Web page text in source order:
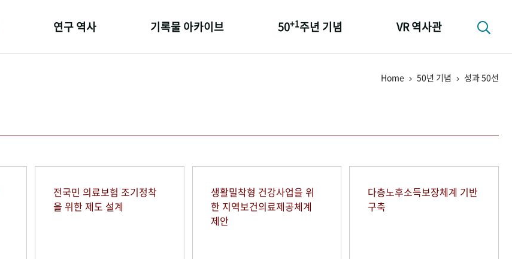
연구 역사 기록물 아카이브 50+1주년 기념 VR 역사관
Home 50년 기념 성과 50선
전국민 의료보험 조기정착
을 위한 제도 설계
생활밀착형 건강사업을 위
한 지역보건의료제공체계
제안
다층노후소득보장체계 기반
구축